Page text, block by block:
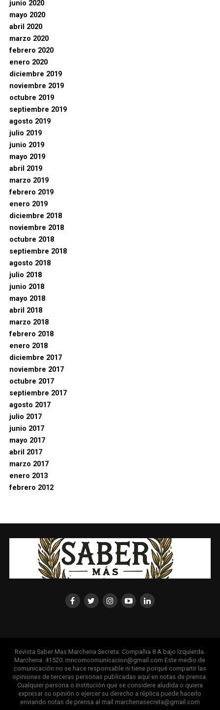
junio 2020
mayo 2020
abril 2020
marzo 2020
febrero 2020
enero 2020
diciembre 2019
noviembre 2019
octubre 2019
septiembre 2019
agosto 2019
julio 2019
junio 2019
mayo 2019
abril 2019
marzo 2019
febrero 2019
enero 2019
diciembre 2018
noviembre 2018
octubre 2018
septiembre 2018
agosto 2018
julio 2018
junio 2018
mayo 2018
abril 2018
marzo 2018
febrero 2018
enero 2018
diciembre 2017
noviembre 2017
octubre 2017
septiembre 2017
agosto 2017
julio 2017
junio 2017
mayo 2017
abril 2017
marzo 2017
enero 2013
febrero 2012
Revista Saber Mas Marchena Secreta. Compañia 8 A bajo Izquierda.
Marchena. 41520. mncomcomunicacion@gmail.com Este medio de
comunicación no se hace responsable ni tiene porqué compartir las
opiniones de terceras personas publicadas aquí en notas de prensa.
Cualquier persona o institución que se considere aludida o quiera
expresar su opinión o ejercer su derecho a réplica puede hacerlo
enviando notas de prensa al mail marchenasecreta@gmail.com